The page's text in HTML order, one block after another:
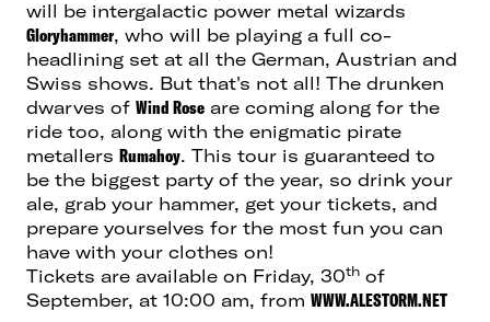
will be intergalactic power metal wizards
Gloryhammer, who will be playing a full co-
headlining set at all the German, Austrian and
Swiss shows. But that's not all! The drunken
dwarves of Wind Rose are coming along for the
ride too, along with the enigmatic pirate
metallers Rumahoy. This tour is guaranteed to
be the biggest party of the year, so drink your
ale, grab your hammer, get your tickets, and
prepare yourselves for the most fun you can
have with your clothes on!
Tickets are available on Friday, 30th of
September, at 10:00 am, from WWW.ALESTORM.NET